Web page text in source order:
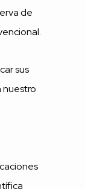
de
sus
nuestro